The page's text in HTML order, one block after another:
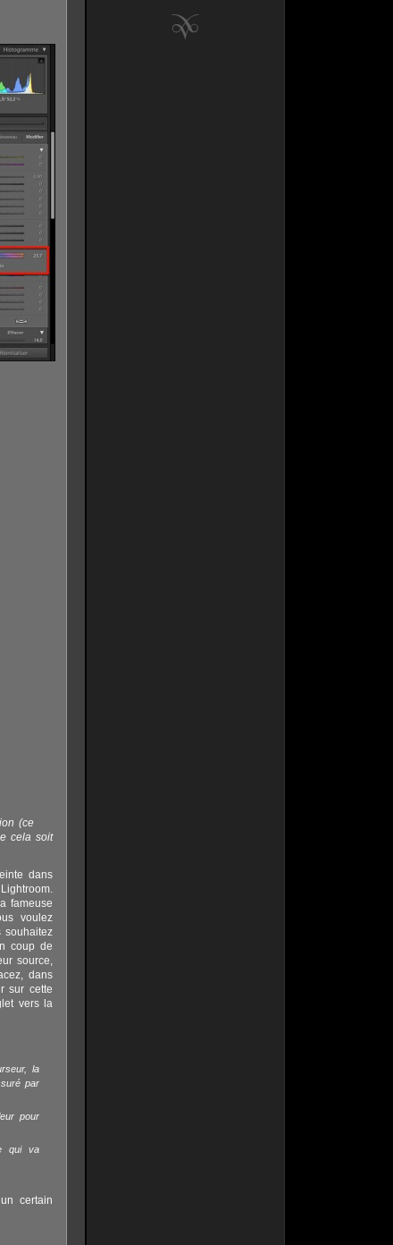
(ce
cela soit
dans
fameuse
voulez
souhaitez
coup de
source,
dans
sur cette
vers la
la
par
pour
qui va
certain